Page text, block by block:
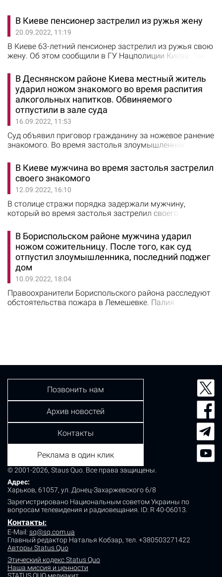
В Киеве пенсионер застрелил из ружья жену
20.09.2022, 11:19
В Киеве 63-летний пенсионер застрелил из ружья свою
жену. Об этом сообщили в ГУ Нацполиции Киева. Так, к
сообщила, что на проспекте Красной калины во время
ссоры ее отец выстрелил из ружья в мать. Прибывшие
на место полицейские установили, что между 63-
летним мужем и его 60-летней женой возникла ссора,
во время которой мужчина…
В Деснянском районе Киева местный житель
ударил ножом знакомого во время распития
алкогольных напитков. Обвиняемого
отпустили в зале суда
16.09.2022, 11:53
Суд объявил приговор гражданину за ножевое ранение
знакомого. Во время застолья злоумышленник
гостя. Об этом 16 сентября сообщили в полиции Киева.
Преступление было совершено в апреле 2022 года на
улице Оноре де Бальзака в Деснянском районе
столицы. Тогда в полицию Киева поступило сообщение
от врачей о том, что из квартиры многоэтажки…
В Киеве мужчина во время застолья застрелил
своего знакомого
12.09.2022, 16:10
В столице стражи порядка задержали мужчину,
который во время застолья застрелил своего
следователи приступили к досудебному
расследованию. Об этом сообщили 12 сентября в
полиции Киева. В полицию Киева поступило сообщение
о том, что в помещении на улице Гонты лежит
мужчина с огнестрельным ранением шеи. Как
рассказал начальник Шевченковского…
В Бориспольском районе мужчина ударил
ножом сожительницу. После того, как суд
отпустил злоумышленника, последний поджег
дом
10.09.2022, 18:04
Правоохранители Бориспольского района расследуют
обстоятельства пожара в Лемешевке. Палия
© 2001-2026, Staus Quo. Все права защищены.
Адрес:
Харьков, 61057, ул. Донец-Захаржевского 6/8
Зарегистрировано Национальным советом Украины по
вопросам телевидения и радиовещания. ID: R 40-06013.
Контакты:
E-Mail: sq@sq.com.ua
Главный редактор Наталья Кобзар, тел. +380503271422
Авторы Status Quo
Этический кодекс Status Quo
Наша миссия и ценности
STATUS QUO медиакит
Позвонить нам
Архив новостей
Контакты
Реклама в один клик